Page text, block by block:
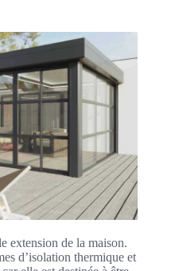
extension de la maison.
d’isolation thermique et